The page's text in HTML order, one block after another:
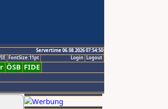
Servertime 06.08.2026 07:54:50
Logout
Login
FontSize:11pt
ÖSB FIDE